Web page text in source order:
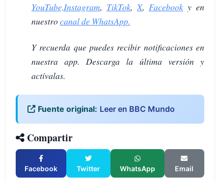
YouTube,Instagram, TikTok,X, Facebook y en
nuestrocanal de WhatsApp.
Y recuerda que puedes recibir notificaciones en
nuestra app. Descarga la última versión y
actívalas.
Fuente original: Leer en BBC Mundo
Compartir
Facebook Twitter WhatsApp Email